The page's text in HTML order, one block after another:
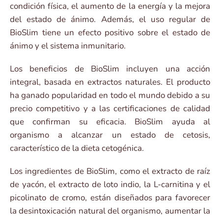
condición física, el aumento de la energía y la mejora
del estado de ánimo. Además, el uso regular de
BioSlim tiene un efecto positivo sobre el estado de
ánimo y el sistema inmunitario.
Los beneficios de BioSlim incluyen una acción
integral, basada en extractos naturales. El producto
ha ganado popularidad en todo el mundo debido a su
precio competitivo y a las certificaciones de calidad
que confirman su eficacia. BioSlim ayuda al
organismo a alcanzar un estado de cetosis,
característico de la dieta cetogénica.
Los ingredientes de BioSlim, como el extracto de raíz
de yacón, el extracto de loto indio, la L-carnitina y el
picolinato de cromo, están diseñados para favorecer
la desintoxicación natural del organismo, aumentar la